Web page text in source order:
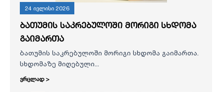
24 ივლისი 2026
ბათუმის საკრებულოში მორიგი სხდომა
გაიმართა
ბათუმის საკრებულოში მორიგი სხდომა გაიმართა.
სხდომაზე მიღებული...
ვრცლად >